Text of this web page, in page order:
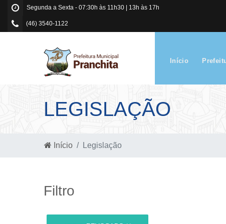
Segunda a Sexta - 07:30h às 11h30 | 13h às 17h
(46) 3540-1122
Início
LEGISLAÇÃO
Início Legislação
Filtro